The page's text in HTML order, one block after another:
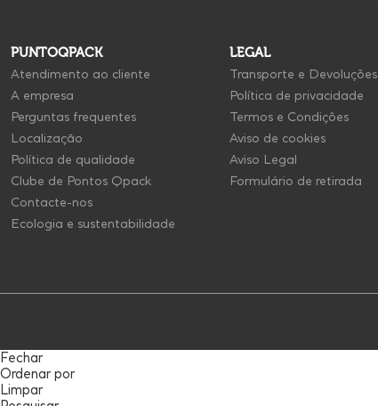
PUNTOQPACK
Atendimento ao cliente
A empresa
Perguntas frequentes
Localização
Política de qualidade
Clube de Pontos Qpack
Contacte-nos
Ecologia e sustentabilidade
LEGAL
Transporte e Devoluções
Política de privacidade
Termos e Condições
Aviso de cookies
Aviso Legal
Formulário de retirada
Fechar
Ordenar por
Limpar